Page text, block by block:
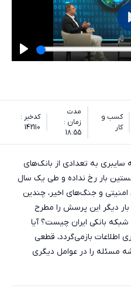
کسب و
کار
مدت
زمان :
18:55
کدخبر :
142110
سایبری به تعدادی از بانک‌های
بار رخ نداده و طی یک سال
و جنگ‌های اخیر، چندین
دیگر این پرسش را مطرح
بانکی ایران چیست؟ آیا
بازمی‌گردد، قطعی
مسئله را در عوامل دیگری